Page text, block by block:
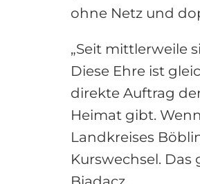
ohne Netz und
„Seit mittlerweile
Diese Ehre ist
direkte Auftrag
Heimat gibt.
Landkreises
Kurswechsel.